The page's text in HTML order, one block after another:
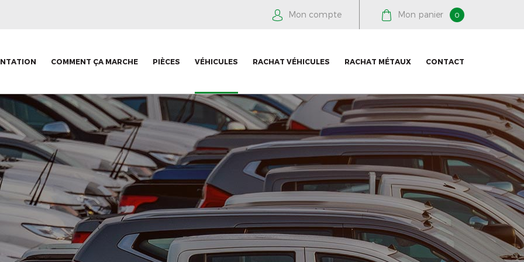
Mon compte Mon panier 0
COMMENT ÇA MARCHE PIÈCES VÉHICULES RACHAT VÉHICULES RACHAT MÉTAUX CONTACT